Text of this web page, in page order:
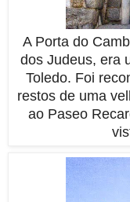
A Porta do
dos Judeus, era
Toledo. Foi
restos de uma
ao Paseo